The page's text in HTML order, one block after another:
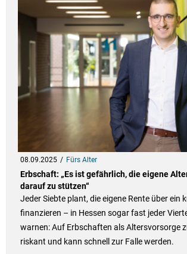
08.09.2025 Fürs Alter
Erbschaft: „Es ist gefährlich, die eigene
darauf zu stützen“
Jeder Siebte plant, die eigene Rente über ein
finanzieren – in Hessen sogar fast jeder
warnen: Auf Erbschaften als Altersvorsorge
riskant und kann schnell zur Falle werden.